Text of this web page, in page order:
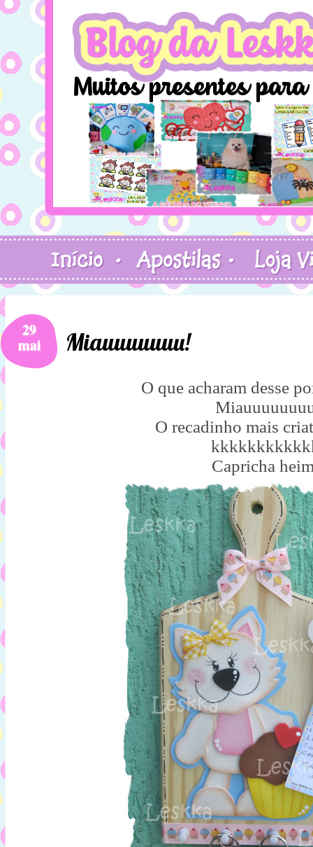
29
mai Miauuuuuuu!
O que acharam desse
O recadinho mais
Capricha